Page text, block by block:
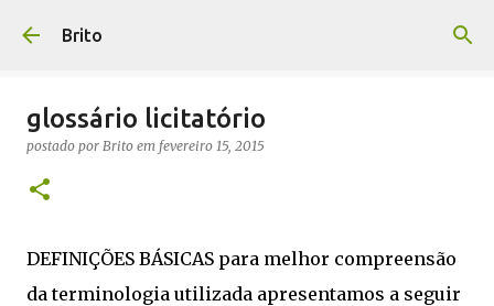
Brito
glossário licitatório
postado por Brito em fevereiro 15, 2015
DEFINIÇÕES BÁSICAS para melhor compreensão
da terminologia utilizada apresentamos a seguir